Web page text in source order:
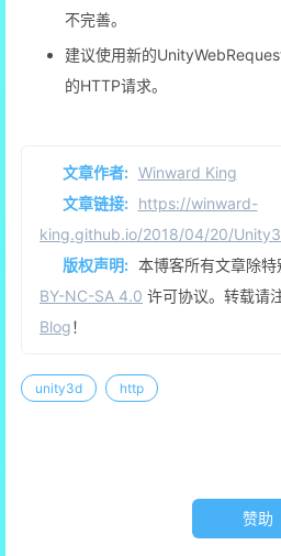
不完善。
建议使用新的
的HTTP请求。
文章作者: Winward King
文章链接: https://winward-
king.github.io/2018/04/20/
版权声明: 本博客所有文章除
BY-NC-SA 4.0 许可协议。转载请
Blog！
unity3d http
赞助